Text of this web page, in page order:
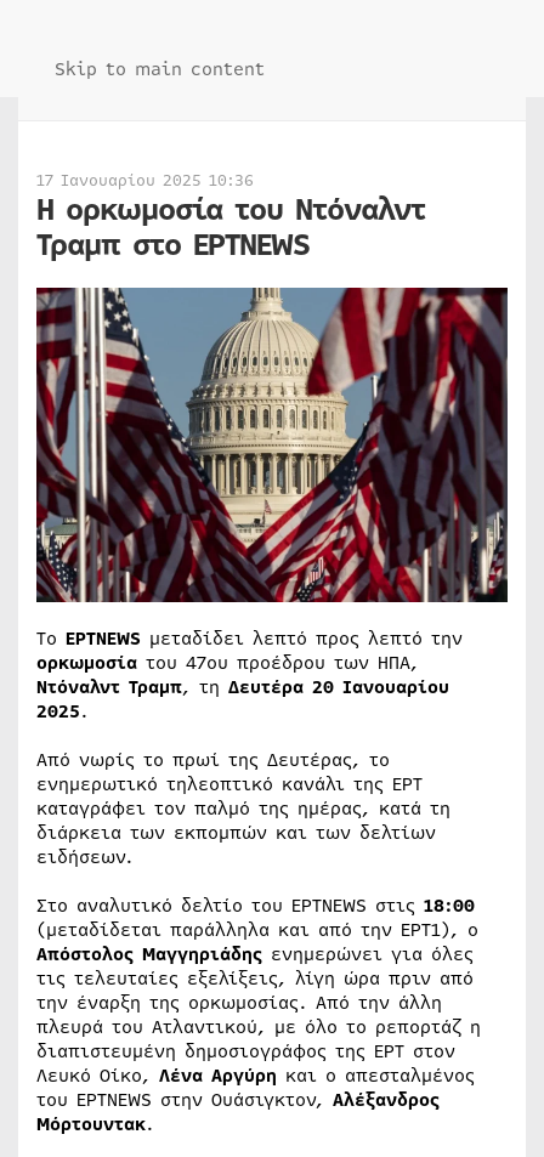
Skip to main content
17 Ιανουαρίου 2025 10:36
Η ορκωμοσία του Ντόναλντ
Τραμπ στο ΕΡΤNEWS
To ΕΡΤNEWS μεταδίδει λεπτό προς λεπτό την
ορκωμοσία του 47ου προέδρου των ΗΠΑ,
Ντόναλντ Τραμπ, τη Δευτέρα 20 Ιανουαρίου
2025.
Από νωρίς το πρωί της Δευτέρας, το
ενημερωτικό τηλεοπτικό κανάλι της ΕΡΤ
καταγράφει τον παλμό της ημέρας, κατά τη
διάρκεια των εκπομπών και των δελτίων
ειδήσεων.
Στο αναλυτικό δελτίο του ΕΡΤNEWS στις 18:00
(μεταδίδεται παράλληλα και από την ΕΡΤ1), ο
Απόστολος Μαγγηριάδης ενημερώνει για όλες
τις τελευταίες εξελίξεις, λίγη ώρα πριν από
την έναρξη της ορκωμοσίας. Από την άλλη
πλευρά του Ατλαντικού, με όλο το ρεπορτάζ η
διαπιστευμένη δημοσιογράφος της ΕΡΤ στον
Λευκό Οίκο, Λένα Αργύρη και ο απεσταλμένος
του ΕΡΤNEWS στην Ουάσιγκτον, Αλέξανδρος
Μόρτουντακ.